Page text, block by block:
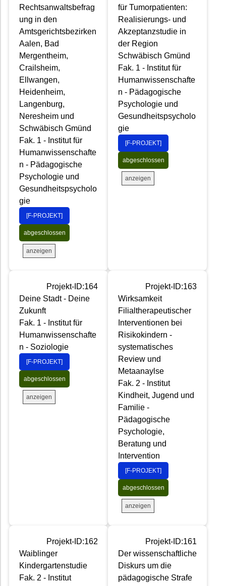
Rechtsanwaltsbefrag
ung in den
Amtsgerichtsbezirken
Aalen, Bad
Mergentheim,
Crailsheim,
Ellwangen,
Heidenheim,
Langenburg,
Neresheim und
Schwäbisch Gmünd
Fak. 1 - Institut für
Humanwissenschafte
n - Pädagogische
Psychologie und
Gesundheitspsycholo
gie
[F-PROJEKT]
abgeschlossen
anzeigen
für Tumorpatienten:
Realisierungs- und
Akzeptanzstudie in
der Region
Schwäbisch Gmünd
Fak. 1 - Institut für
Humanwissenschafte
n - Pädagogische
Psychologie und
Gesundheitspsycholo
gie
[F-PROJEKT]
abgeschlossen
anzeigen
Projekt-ID:164
Deine Stadt - Deine
Zukunft
Fak. 1 - Institut für
Humanwissenschafte
n - Soziologie
[F-PROJEKT]
abgeschlossen
anzeigen
Projekt-ID:163
Wirksamkeit
Filialtherapeutischer
Interventionen bei
Risikokindern -
systematisches
Review und
Metaanaylse
Fak. 2 - Institut
Kindheit, Jugend und
Familie -
Pädagogische
Psychologie,
Beratung und
Intervention
[F-PROJEKT]
abgeschlossen
anzeigen
Projekt-ID:162
Waiblinger
Kindergartenstudie
Fak. 2 - Institut
Projekt-ID:161
Der wissenschaftliche
Diskurs um die
pädagogische Strafe